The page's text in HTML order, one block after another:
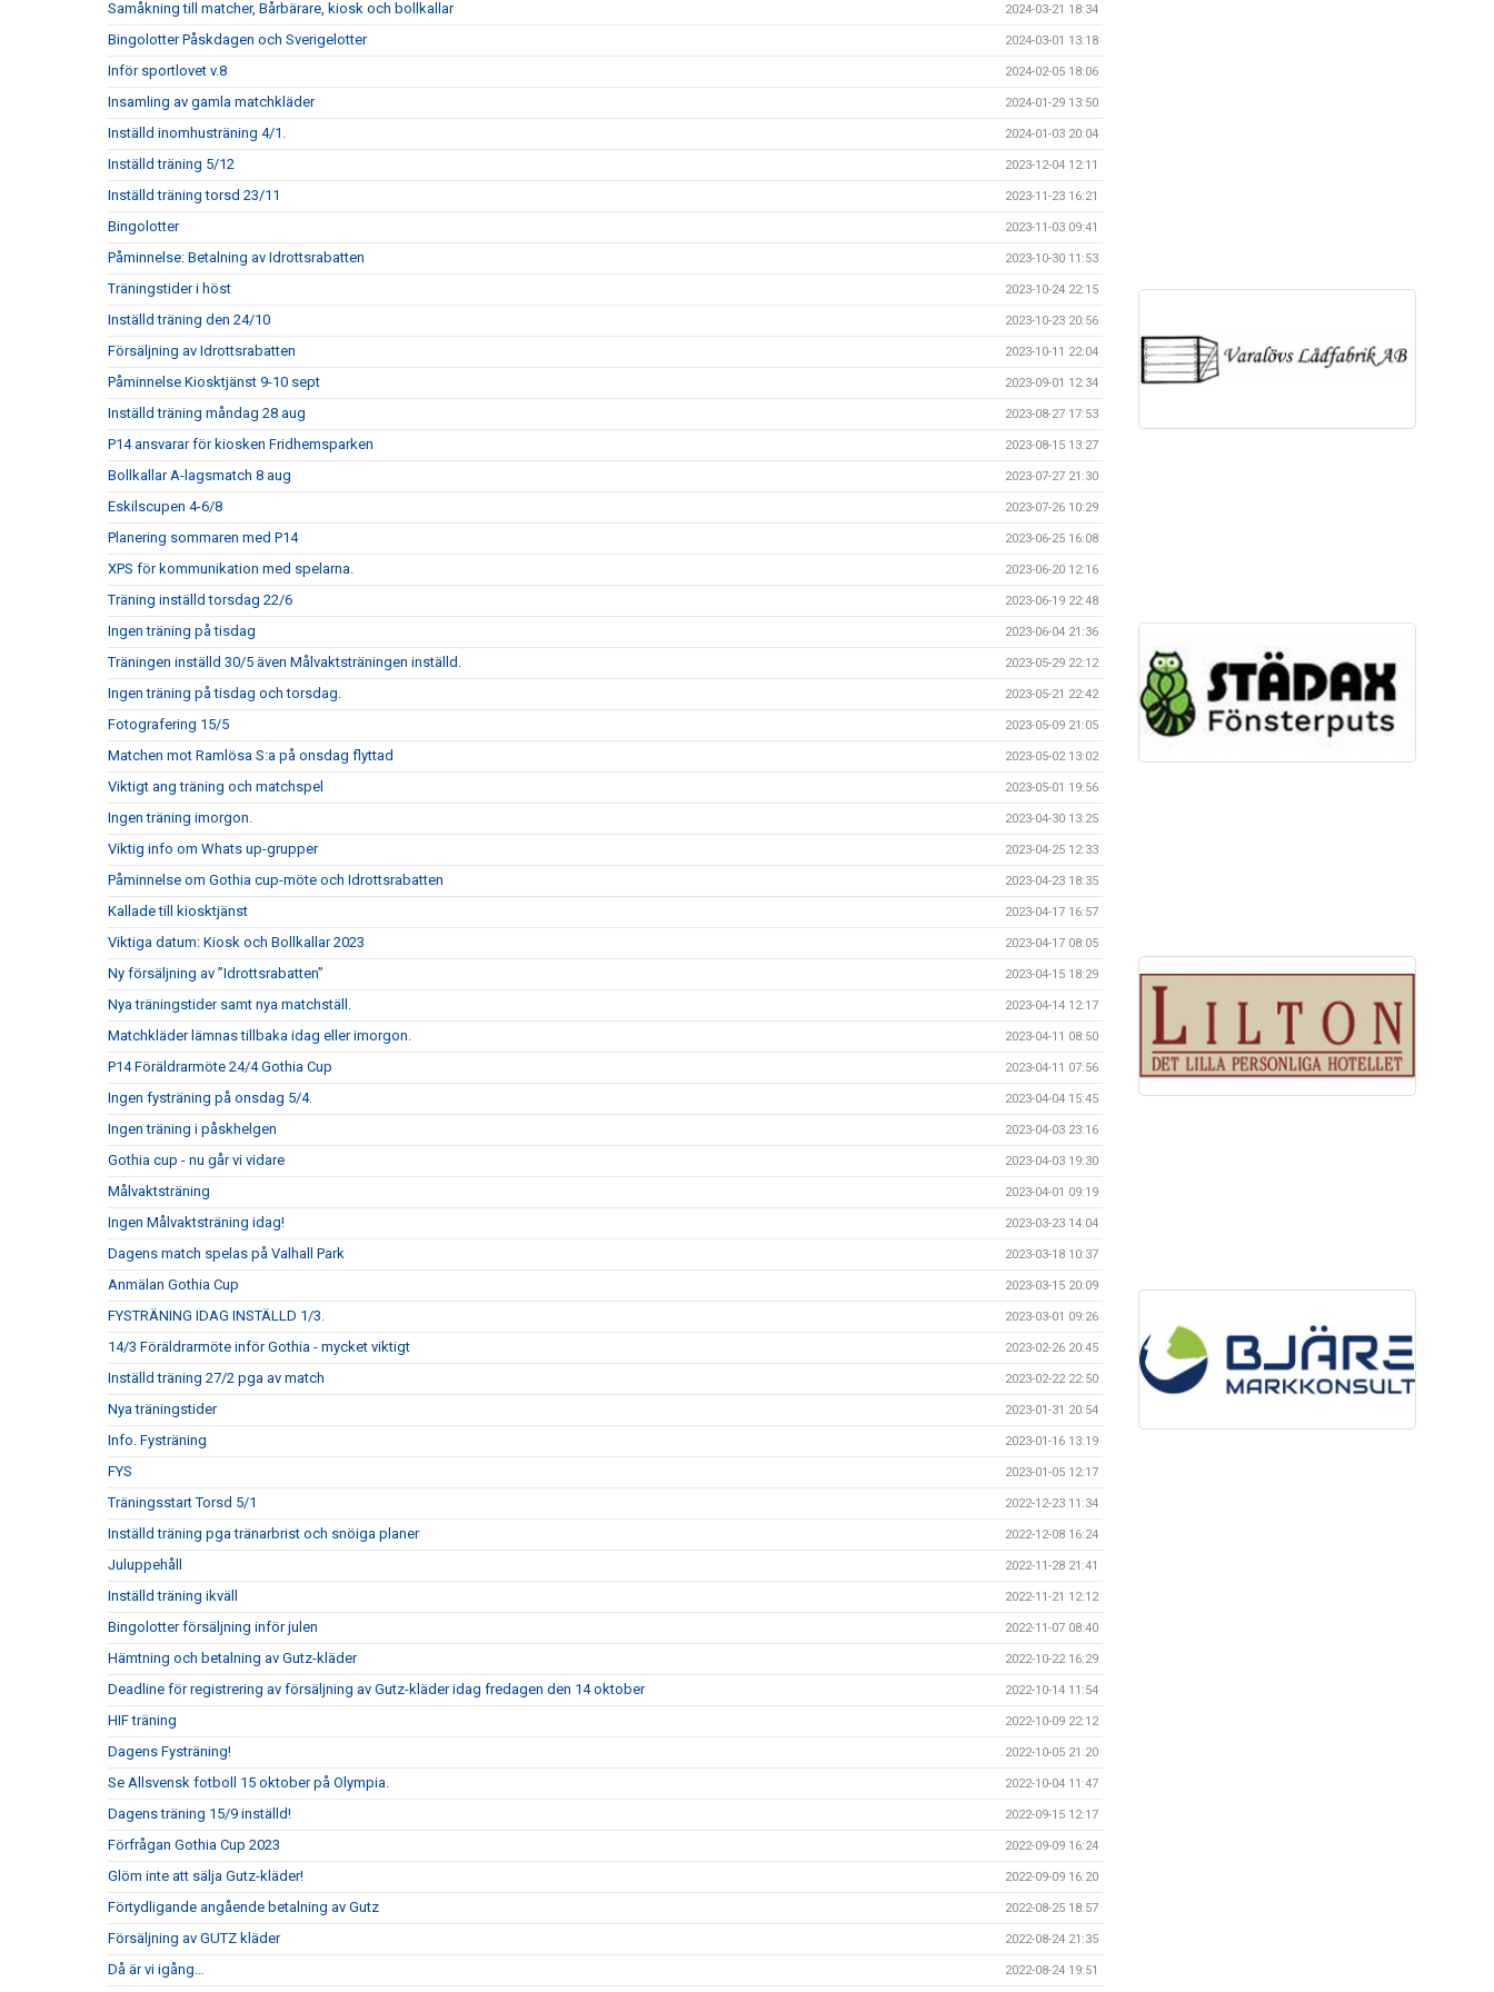
Samåkning till matcher, Bårbärare, kiosk och bollkallar 2024-03-21 18:34
Bingolotter Påskdagen och Sverigelotter 2024-03-01 13:18
Inför sportlovet v.8 2024-02-05 18:06
Insamling av gamla matchkläder 2024-01-29 13:50
Inställd inomhusträning 4/1. 2024-01-03 20:04
Inställd träning 5/12 2023-12-04 12:11
Inställd träning torsd 23/11 2023-11-23 16:21
Bingolotter 2023-11-03 09:41
Påminnelse: Betalning av Idrottsrabatten 2023-10-30 11:53
Träningstider i höst 2023-10-24 22:15
Inställd träning den 24/10 2023-10-23 20:56
Försäljning av Idrottsrabatten 2023-10-11 22:04
Påminnelse Kiosktjänst 9-10 sept 2023-09-01 12:34
Inställd träning måndag 28 aug 2023-08-27 17:53
P14 ansvarar för kiosken Fridhemsparken 2023-08-15 13:27
Bollkallar A-lagsmatch 8 aug 2023-07-27 21:30
Eskilscupen 4-6/8 2023-07-26 10:29
Planering sommaren med P14 2023-06-25 16:08
XPS för kommunikation med spelarna. 2023-06-20 12:16
Träning inställd torsdag 22/6 2023-06-19 22:48
Ingen träning på tisdag 2023-06-04 21:36
Träningen inställd 30/5 även Målvaktsträningen inställd. 2023-05-29 22:12
Ingen träning på tisdag och torsdag. 2023-05-21 22:42
Fotografering 15/5 2023-05-09 21:05
Matchen mot Ramlösa S:a på onsdag flyttad 2023-05-02 13:02
Viktigt ang träning och matchspel 2023-05-01 19:56
Ingen träning imorgon. 2023-04-30 13:25
Viktig info om Whats up-grupper 2023-04-25 12:33
Påminnelse om Gothia cup-möte och Idrottsrabatten 2023-04-23 18:35
Kallade till kiosktjänst 2023-04-17 16:57
Viktiga datum: Kiosk och Bollkallar 2023 2023-04-17 08:05
Ny försäljning av ”Idrottsrabatten” 2023-04-15 18:29
Nya träningstider samt nya matchställ. 2023-04-14 12:17
Matchkläder lämnas tillbaka idag eller imorgon. 2023-04-11 08:50
P14 Föräldrarmöte 24/4 Gothia Cup 2023-04-11 07:56
Ingen fysträning på onsdag 5/4. 2023-04-04 15:45
Ingen träning i påskhelgen 2023-04-03 23:16
Gothia cup - nu går vi vidare 2023-04-03 19:30
Målvaktsträning 2023-04-01 09:19
Ingen Målvaktsträning idag! 2023-03-23 14:04
Dagens match spelas på Valhall Park 2023-03-18 10:37
Anmälan Gothia Cup 2023-03-15 20:09
FYSTRÄNING IDAG INSTÄLLD 1/3. 2023-03-01 09:26
14/3 Föräldrarmöte inför Gothia - mycket viktigt 2023-02-26 20:45
Inställd träning 27/2 pga av match 2023-02-22 22:50
Nya träningstider 2023-01-31 20:54
Info. Fysträning 2023-01-16 13:19
FYS 2023-01-05 12:17
Träningsstart Torsd 5/1 2022-12-23 11:34
Inställd träning pga tränarbrist och snöiga planer 2022-12-08 16:24
Juluppehåll 2022-11-28 21:41
Inställd träning ikväll 2022-11-21 12:12
Bingolotter försäljning inför julen 2022-11-07 08:40
Hämtning och betalning av Gutz-kläder 2022-10-22 16:29
Deadline för registrering av försäljning av Gutz-kläder idag fredagen den 14 oktober 2022-10-14 11:54
HIF träning 2022-10-09 22:12
Dagens Fysträning! 2022-10-05 21:20
Se Allsvensk fotboll 15 oktober på Olympia. 2022-10-04 11:47
Dagens träning 15/9 inställd! 2022-09-15 12:17
Förfrågan Gothia Cup 2023 2022-09-09 16:24
Glöm inte att sälja Gutz-kläder! 2022-09-09 16:20
Förtydligande angående betalning av Gutz 2022-08-25 18:57
Försäljning av GUTZ kläder 2022-08-24 21:35
Då är vi igång… 2022-08-24 19:51